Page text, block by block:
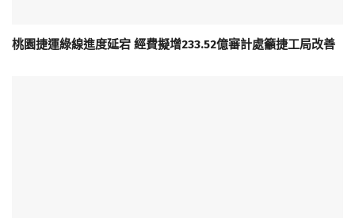
桃園捷運綠線進度延宕 經費擬增233.52億審計處籲捷工局改善